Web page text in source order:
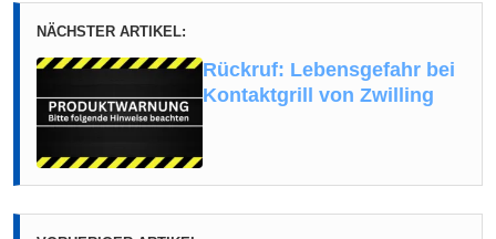
NÄCHSTER ARTIKEL:
Rückruf: Lebensgefahr bei
Kontaktgrill von Zwilling